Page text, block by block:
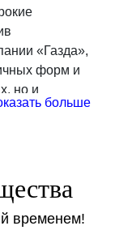
«Газда»,
форм и
но и
декора.
больше
временем!